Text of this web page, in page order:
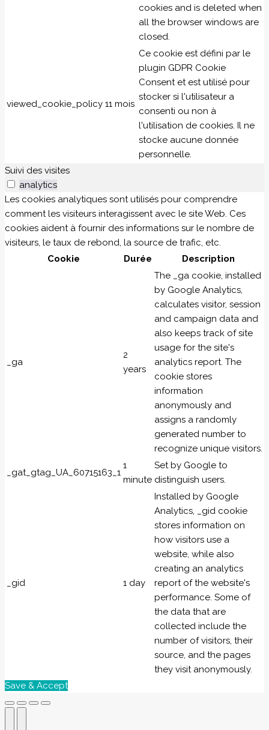
cookies and is deleted when
all the browser windows are
closed.
viewed_cookie_policy 11 mois
Ce cookie est défini par le
plugin GDPR Cookie
Consent et est utilisé pour
stocker si l'utilisateur a
consenti ou non à
l'utilisation de cookies. Il ne
stocke aucune donnée
personnelle.
Suivi des visites
analytics
Les cookies analytiques sont utilisés pour comprendre
comment les visiteurs interagissent avec le site Web. Ces
cookies aident à fournir des informations sur le nombre de
visiteurs, le taux de rebond, la source de trafic, etc.
Cookie
Durée Description
_ga
2
years
The _ga cookie, installed
by Google Analytics,
calculates visitor, session
and campaign data and
also keeps track of site
usage for the site's
analytics report. The
cookie stores
information
anonymously and
assigns a randomly
generated number to
recognize unique visitors.
_gat_gtag_UA_60715163_1
1
minute
Set by Google to
distinguish users.
_gid 1 day
Installed by Google
Analytics, _gid cookie
stores information on
how visitors use a
website, while also
creating an analytics
report of the website's
performance. Some of
the data that are
collected include the
number of visitors, their
source, and the pages
they visit anonymously.
Save & Accept